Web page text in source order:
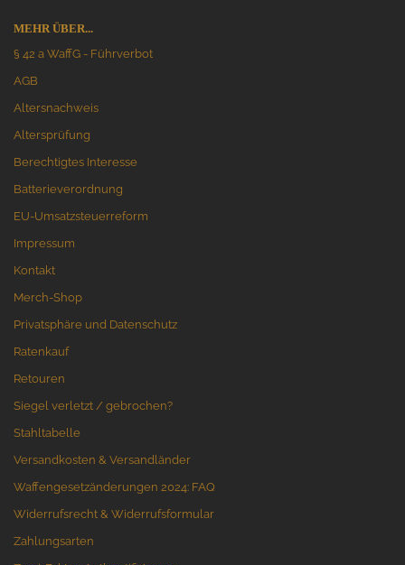
MEHR ÜBER...
§ 42 a WaffG - Führverbot
AGB
Altersnachweis
Altersprüfung
Berechtigtes Interesse
Batterieverordnung
EU-Umsatzsteuerreform
Impressum
Kontakt
Merch-Shop
Privatsphäre und Datenschutz
Ratenkauf
Retouren
Siegel verletzt / gebrochen?
Stahltabelle
Versandkosten & Versandländer
Waffengesetzänderungen 2024: FAQ
Widerrufsrecht & Widerrufsformular
Zahlungsarten